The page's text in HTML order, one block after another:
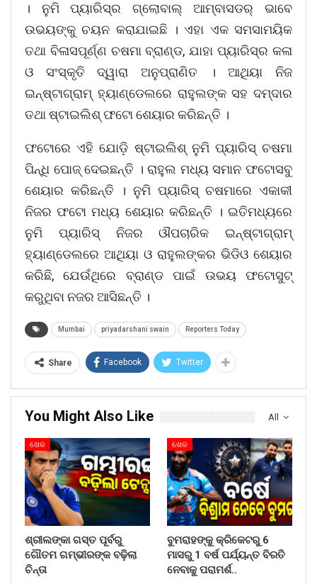
। ନୁମି ପ୍ୟାରିସ୍‌ର ଗ୍ଲୋବାଲ୍‌ ଆମ୍ବାସଡର୍‌ ଭାବେ
ଉଭୟଙ୍କୁ ଚୟନ କରାଯାଇଛି । ଏହା ଏକ ସମସାମୟିକ
ତଥା ବିଳାସପୂର୍ଣ୍ଣ ଚଷମା ବ୍ରାଣ୍ଡ, ଯାହା ପ୍ୟାରିସ୍‌ର କଳା
ଓ ସଂସ୍କୃତି ଦ୍ୱାରା ଅନୁପ୍ରାଣିତ । ଆଥିୟା ନିଜ
ଇନ୍‌ଷ୍ଟାଗ୍ରାମ୍‌ ହ୍ୟାଣ୍ଡେଲରେ ରାହୁଲଙ୍କ ସହ ଦମ୍‌ଦାର
ତଥା ଷ୍ଟାଇଲିଶ୍‌ ଫଟୋ ଶେୟାର କରିଛନ୍ତି ।
ଫଟୋରେ ଏହି ଯୋଡ଼ି ଷ୍ଟାଇଲିଶ୍‌ ନୁମି ପ୍ୟାରିସ୍‌ ଚଷମା
ପିନ୍ଧି ପୋଜ୍‌ ଦେଇଛନ୍ତି । ରାହୁଲ ମଧ୍ୟ ସମାନ ଫଟୋସବୁ
ଶେୟାର କରିଛନ୍ତି । ନୁମି ପ୍ୟାରିସ୍‌ ଚଷମାରେ ଏକାକୀ
ନିଜର ଫଟୋ ମଧ୍ୟ ଶେୟାର କରିଛନ୍ତି । ଇତିମଧ୍ୟରେ
ନୁମି ପ୍ୟାରିସ୍‌ ନିଜର ଔପଚାରିକ ଇନ୍‌ଷ୍ଟାଗ୍ରାମ୍‌
ହ୍ୟାଣ୍ଡେଲରେ ଆଥିୟା ଓ ରାହୁଲଙ୍କର ଭିଡିଓ ଶେୟାର
କରିଛି, ଯେଉଁଥିରେ ବ୍ରାଣ୍ଡ ପାଇଁ ଉଭୟ ଫଟୋସୁଟ୍‌
କରୁଥିବା ନଜର ଆସିଛନ୍ତି ।
Mumbai priyadarshani swain Reporters Today
Share Facebook Twitter
All
You Might Also Like
ଖେଳ
ଶ୍ରୀଲଙ୍କା ଗସ୍ତ ପୂର୍ବରୁ
ଗୌତମ ଗମ୍ଭୀରଙ୍କ ବଢ଼ିଲା
ଚିନ୍ତା
ଖେଳ
ବୁମରାହଙ୍କୁ କ୍ରିକେଟରୁ 6
ମାସରୁ 1 ବର୍ଷ ପର୍ଯ୍ୟନ୍ତ ବିରତି
ନେବାକୁ ପରାମର୍ଶ..